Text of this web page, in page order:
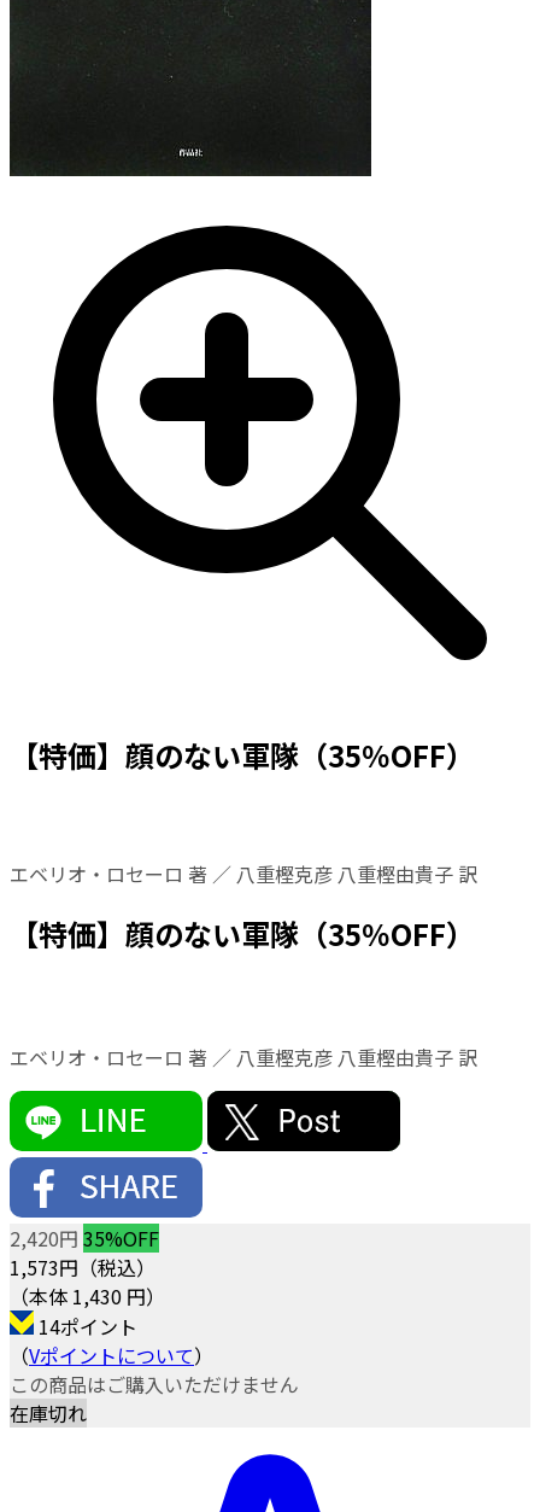
【特価】顔のない軍隊（35％OFF）
エベリオ・ロセーロ 著 ／ 八重樫克彦 八重樫由貴子 訳
【特価】顔のない軍隊（35％OFF）
エベリオ・ロセーロ 著 ／ 八重樫克彦 八重樫由貴子 訳
2,420円 35%OFF
1,573円（税込）
（本体 1,430 円）
14ポイント
（Vポイントについて）
この商品はご購入いただけません
在庫切れ